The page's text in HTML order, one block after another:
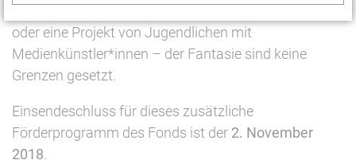
oder eine Projekt von Jugendlichen mit
Medienkünstler*innen – der Fantasie sind keine
Grenzen gesetzt.
Einsendeschluss für dieses zusätzliche
Förderprogramm des Fonds ist der 2. November
2018